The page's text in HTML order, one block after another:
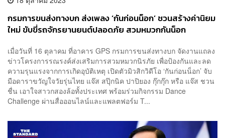
กรมการขนส่งทางบก ส่งเพลง ‘กันก่อนน็อก’ ชวนสร้างค่านิยม
ใหม่ ขับขี่รถจักรยานยนต์ปลอดภัย สวมหมวกกันน็อก
เมื่อวันที่ 16 ตุลาคม ที่อาคาร GPS กรมการขนส่งทางบก จัดงานแถลง
ข่าวโครงการรณรงค์ส่งเสริมการสวมหมวกนิรภัย เพื่อป้องกันและลด
ความรุนแรงจากการเกิดอุบัติเหตุ เปิดตัวมิวสิกวิดีโอ ‘กันก่อนน็อก’ จับ
มือดาราขวัญใจวัยรุ่นไทย แจ๊ส สปุ๊กนิค ปาปิยอง กุ๊กกุ๊ก หรือ แจ๊ส ชวน
ชื่น เอาใจสาวกสองล้อทั้งประเทศ พร้อมร่วมกิจกรรม Dance
Challenge ผ่านสื่อออนไลน์และแพลตฟอร์ม T...